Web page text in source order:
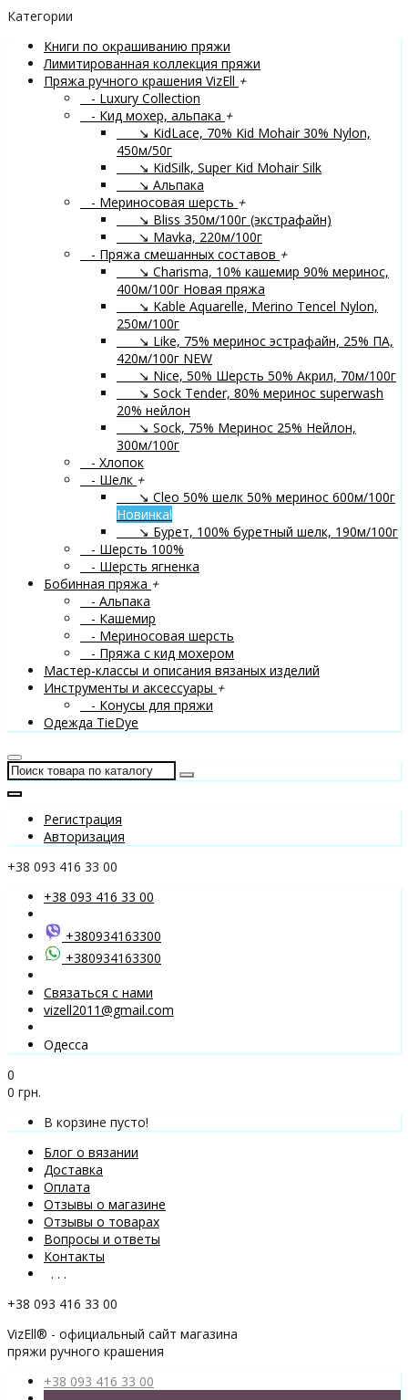
Категории
Книги по окрашиванию пряжи
Лимитированная коллекция пряжи
Пряжа ручного крашения VizEll +
- Luxury Collection
- Кид мохер, альпака +
↘ KidLace, 70% Kid Mohair 30% Nylon,
450м/50г
↘ KidSilk, Super Kid Mohair Silk
↘ Альпака
- Мериносовая шерсть +
↘ Bliss 350м/100г (экстрафайн)
↘ Mavka, 220м/100г
- Пряжа смешанных составов +
↘ Charisma, 10% кашемир 90% меринос,
400м/100г Новая пряжа
↘ Kable Aquarelle, Merino Tencel Nylon,
250м/100г
↘ Like, 75% меринос эстрафайн, 25% ПА,
420м/100г NEW
↘ Nice, 50% Шерсть 50% Акрил, 70м/100г
↘ Sock Tender, 80% меринос superwash
20% нейлон
↘ Sock, 75% Меринос 25% Нейлон,
300м/100г
- Хлопок
- Шелк +
↘ Cleo 50% шелк 50% меринос 600м/100г
Новинка!
↘ Бурет, 100% буретный шелк, 190м/100г
- Шерсть 100%
- Шерсть ягненка
Бобинная пряжа +
- Альпака
- Кашемир
- Мериносовая шерсть
- Пряжа с кид мохером
Мастер-классы и описания вязаных изделий
Инструменты и аксессуары +
- Конусы для пряжи
Одежда TieDye
Регистрация
Авторизация
+38 093 416 33 00
+38 093 416 33 00
+380934163300
+380934163300
Связаться с нами
vizell2011@gmail.com
Одесса
0
0 грн.
В корзине пусто!
Блог о вязании
Доставка
Оплата
Отзывы о магазине
Отзывы о товарах
Вопросы и ответы
Контакты
. . .
+38 093 416 33 00
VizEll® - официальный сайт магазина
пряжи ручного крашения
+38 093 416 33 00